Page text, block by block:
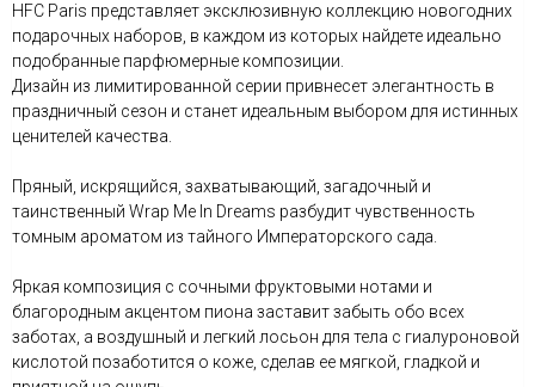
HFC Paris представляет эксклюзивную коллекцию новогодних
подарочных наборов, в каждом из которых найдете идеально
подобранные парфюмерные композиции.
Дизайн из лимитированной серии привнесет элегантность в
праздничный сезон и станет идеальным выбором для истинных
ценителей качества.
Пряный, искрящийся, захватывающий, загадочный и
таинственный Wrap Me In Dreams разбудит чувственность
томным ароматом из тайного Императорского сада.
Яркая композиция с сочными фруктовыми нотами и
благородным акцентом пиона заставит забыть обо всех
заботах, а воздушный и легкий лосьон для тела с гиалуроновой
кислотой позаботится о коже, сделав ее мягкой, гладкой и